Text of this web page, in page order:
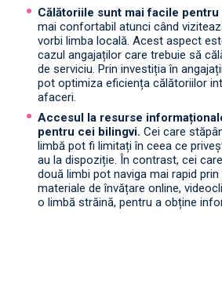
Călătoriile sunt mai facile pentru
mai confortabil atunci când
vorbi limba locală. Acest aspect
cazul angajaților care trebuie să
de serviciu. Prin investiția în
pot optimiza eficiența călătoriilor
afaceri.
Accesul la resurse
pentru cei bilingvi. Cei care
limbă pot fi limitați în ceea ce
au la dispoziție. În contrast, cei
două limbi pot naviga mai rapid
materiale de învățare online,
o limbă străină, pentru a obține